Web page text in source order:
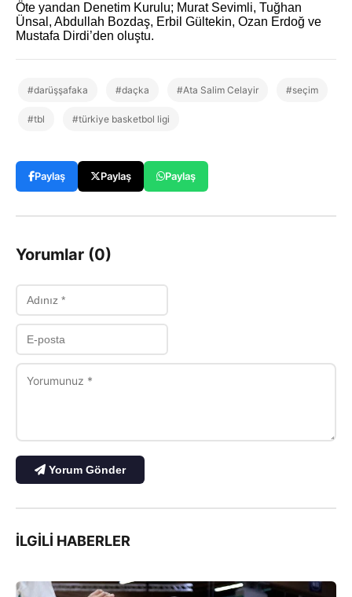
Öte yandan Denetim Kurulu; Murat Sevimli, Tuğhan
Ünsal, Abdullah Bozdaş, Erbil Gültekin, Ozan Erdoğ ve
Mustafa Dirdi’den oluştu.
#darüşşafaka #daçka #Ata Salim Celayir #seçim
#tbl #türkiye basketbol ligi
Paylaş Paylaş Paylaş
Yorumlar (0)
Yorum Gönder
İLGILI HABERLER